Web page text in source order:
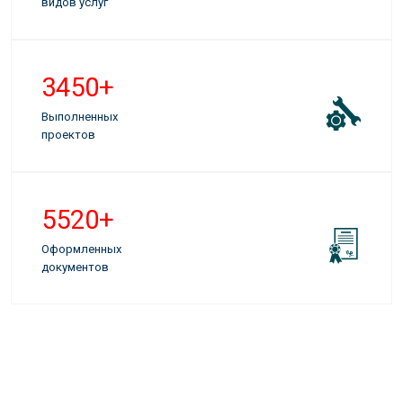
3900+
Выполненных
проектов
6240+
Оформленных
документов